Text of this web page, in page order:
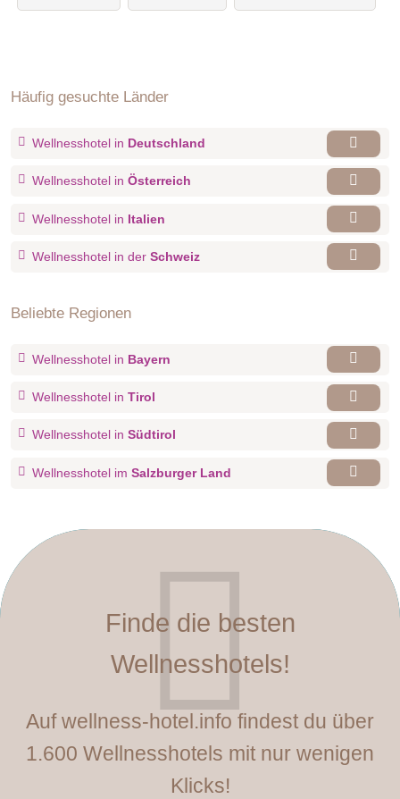
Häufig gesuchte Länder
Wellnesshotel in Deutschland
Wellnesshotel in Österreich
Wellnesshotel in Italien
Wellnesshotel in der Schweiz
Beliebte Regionen
Wellnesshotel in Bayern
Wellnesshotel in Tirol
Wellnesshotel in Südtirol
Wellnesshotel im Salzburger Land
Finde die besten
Wellnesshotels!
Auf wellness-hotel.info findest du über
1.600 Wellnesshotels mit nur wenigen
Klicks!